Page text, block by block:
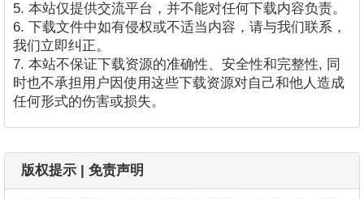
5. 本站仅提供交流平台，并不能对任何下载内容负责。
6. 下载文件中如有侵权或不适当内容，请与我们联系，
我们立即纠正。
7. 本站不保证下载资源的准确性、安全性和完整性, 同
时也不承担用户因使用这些下载资源对自己和他人造成
任何形式的伤害或损失。
版权提示 | 免责声明